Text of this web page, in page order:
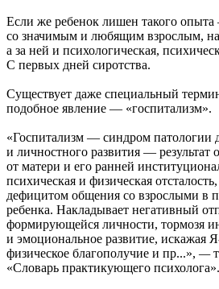
Если же ребенок лишен такого опыта
со значимым и любящим взрослым,
а за ней и психологическая,
С первых дней сиротства.
Существует даже специальный
подобное явление — «госпитализм».
«Госпитализм — синдром патологии
и личностного развития — результат
от матери и его ранней
психическая и физическая
дефицитом общения со взрослыми в
ребенка. Накладывает негативный
формирующейся личности, тормозя
и эмоциональное развитие, искажая
физическое благополучие и пр...», —
«Словарь практикующего психолога».